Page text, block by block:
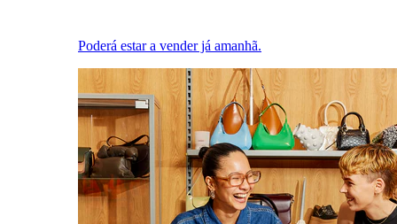
Poderá estar a vender já amanhã.